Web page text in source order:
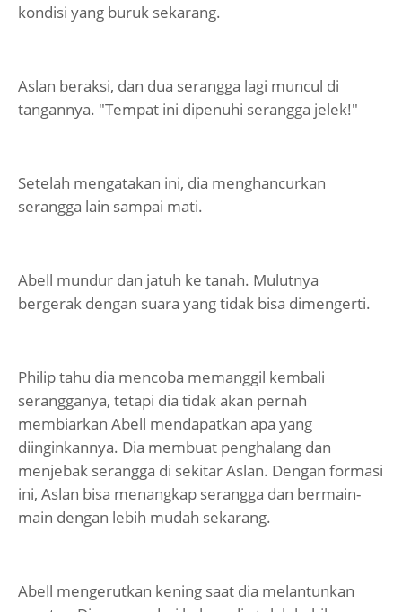
kondisi yang buruk sekarang.
Aslan beraksi, dan dua serangga lagi muncul di
tangannya. "Tempat ini dipenuhi serangga jelek!"
Setelah mengatakan ini, dia menghancurkan
serangga lain sampai mati.
Abell mundur dan jatuh ke tanah. Mulutnya
bergerak dengan suara yang tidak bisa dimengerti.
Philip tahu dia mencoba memanggil kembali
serangganya, tetapi dia tidak akan pernah
membiarkan Abell mendapatkan apa yang
diinginkannya. Dia membuat penghalang dan
menjebak serangga di sekitar Aslan. Dengan formasi
ini, Aslan bisa menangkap serangga dan bermain-
main dengan lebih mudah sekarang.
Abell mengerutkan kening saat dia melantunkan